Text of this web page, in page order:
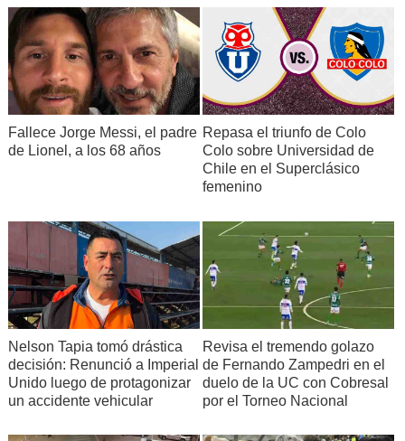
Fallece Jorge Messi, el padre
de Lionel, a los 68 años
Repasa el triunfo de Colo
Colo sobre Universidad de
Chile en el Superclásico
femenino
Nelson Tapia tomó drástica
decisión: Renunció a Imperial
Unido luego de protagonizar
un accidente vehicular
Revisa el tremendo golazo
de Fernando Zampedri en el
duelo de la UC con Cobresal
por el Torneo Nacional